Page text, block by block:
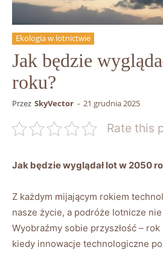
Ekologia w lotnictwie
Jak będzie
roku?
Przez SkyVector - 21 grudnia 2025
Rate this
Jak będzie wyglądał lot w 2050
Z każdym mijającym rokiem
nasze życie, a podróże lotnicze
Wyobraźmy sobie przyszłość – rok
kiedy innowacje technologiczne